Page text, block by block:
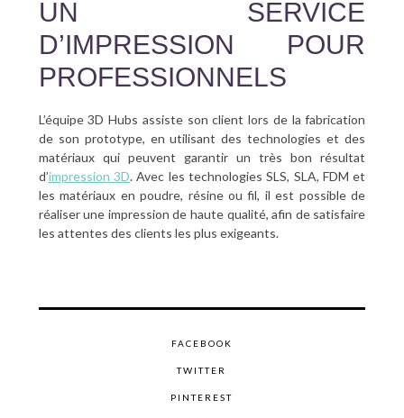
UN SERVICE
D’IMPRESSION POUR
PROFESSIONNELS
L’équipe 3D Hubs assiste son client lors de la fabrication
de son prototype, en utilisant des technologies et des
matériaux qui peuvent garantir un très bon résultat
d’impression 3D. Avec les technologies SLS, SLA, FDM et
les matériaux en poudre, résine ou fil, il est possible de
réaliser une impression de haute qualité, afin de satisfaire
les attentes des clients les plus exigeants.
FACEBOOK
TWITTER
PINTEREST